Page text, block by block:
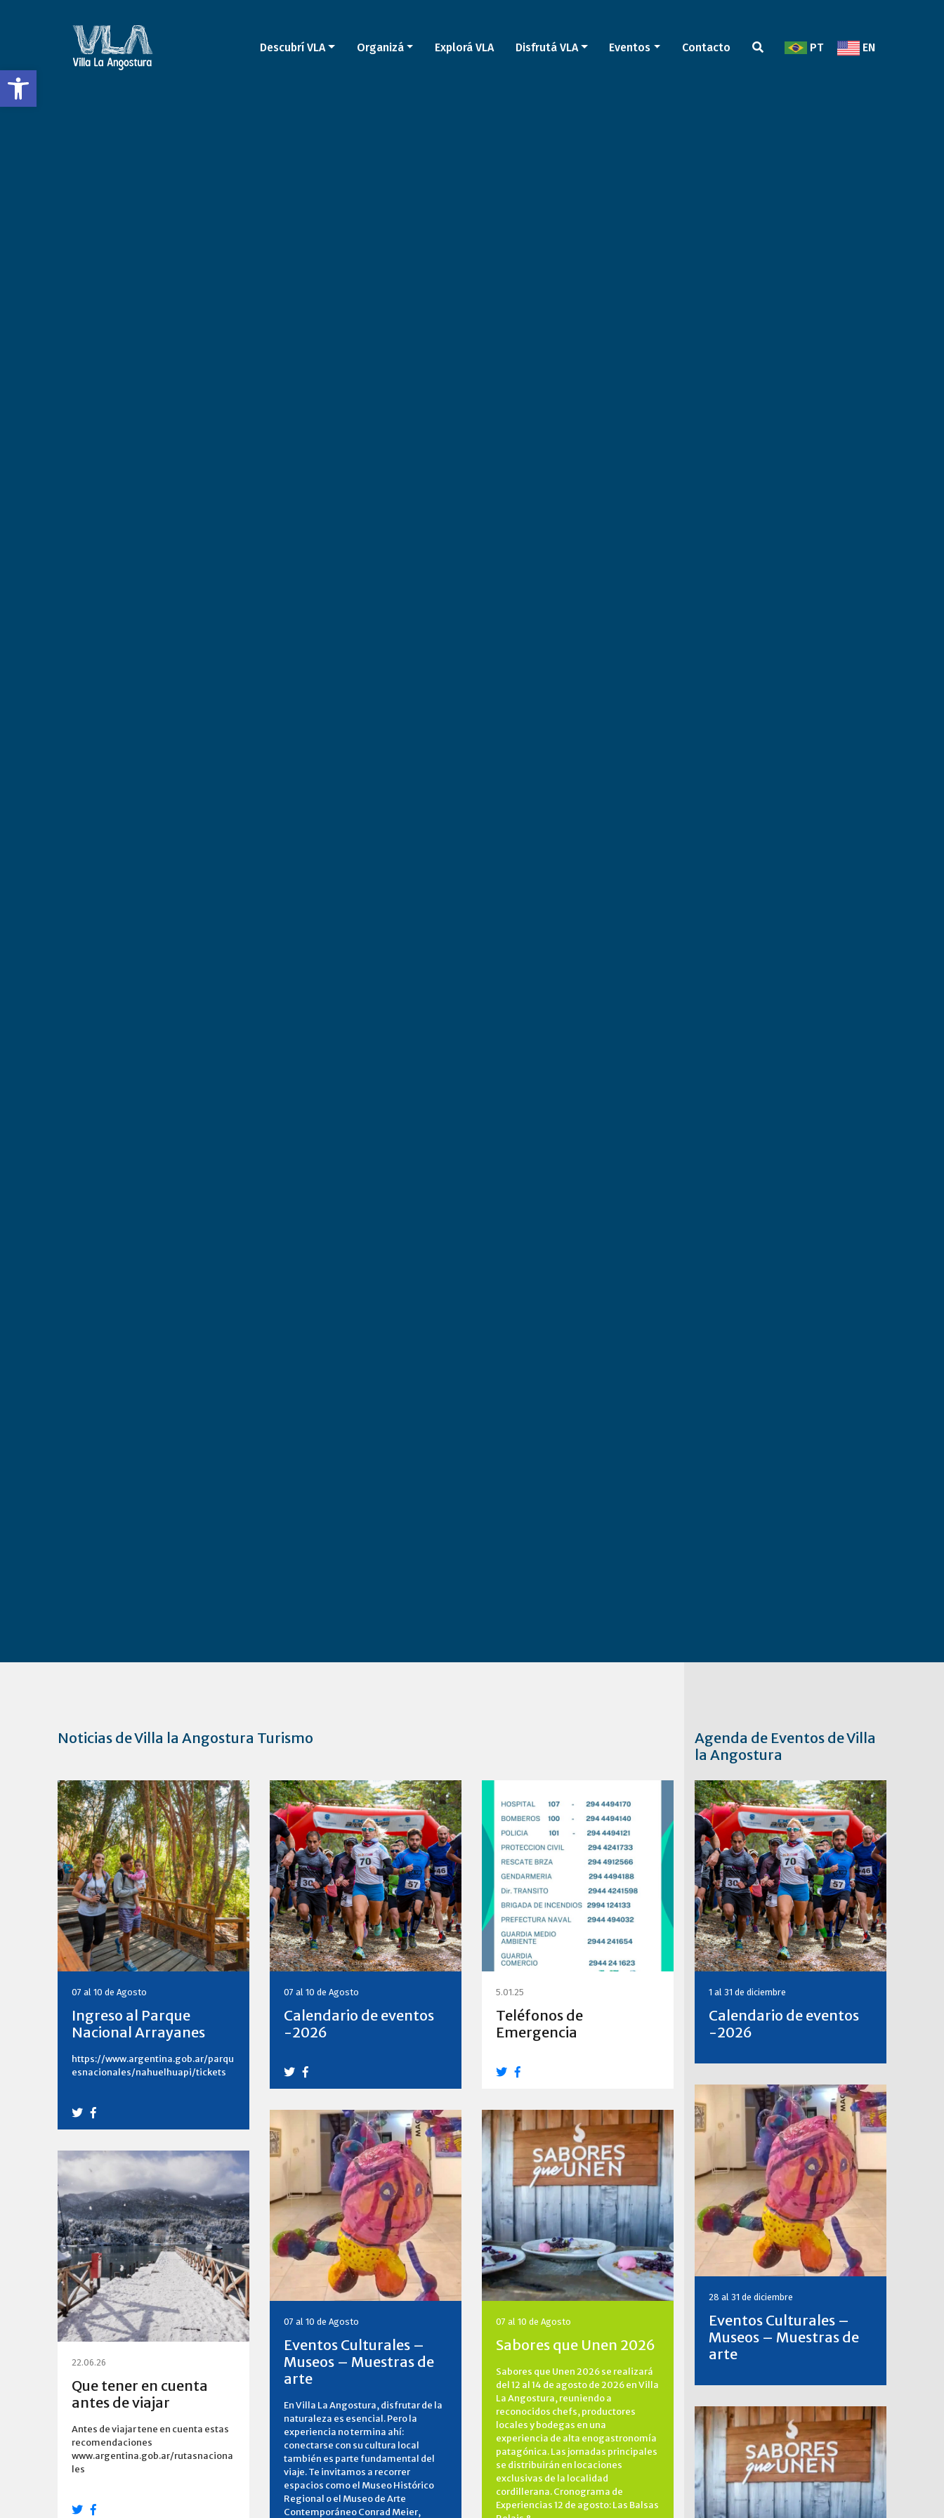
Open toolbar
Descubrí VLA Organizá Explorá VLA Disfrutá VLA Eventos Contacto PT EN
Noticias de Villa la Angostura Turismo
07 al 10 de Agosto
Ingreso al Parque
Nacional Arrayanes
https://www.argentina.gob.ar/parqu
esnacionales/nahuelhuapi/tickets
07 al 10 de Agosto
Calendario de eventos
-2026
5.01.25
Teléfonos de
Emergencia
07 al 10 de Agosto
Eventos Culturales –
Museos – Muestras de
arte
En Villa La Angostura, disfrutar de la
naturaleza es esencial. Pero la
experiencia no termina ahí:
conectarse con su cultura local
también es parte fundamental del
viaje. Te invitamos a recorrer
espacios como el Museo Histórico
Regional o el Museo de Arte
Contemporáneo Conrad Meier,
07 al 10 de Agosto
Sabores que Unen 2026
Sabores que Unen 2026 se realizará
del 12 al 14 de agosto de 2026 en Villa
La Angostura, reuniendo a
reconocidos chefs, productores
locales y bodegas en una
experiencia de alta enogastronomía
patagónica. Las jornadas principales
se distribuirán en locaciones
exclusivas de la localidad
cordillerana. Cronograma de
Experiencias 12 de agosto: Las Balsas
22.06.26
Que tener en cuenta
antes de viajar
Antes de viajar tene en cuenta estas
recomendaciones
www.argentina.gob.ar/rutasnaciona
les
Agenda de Eventos de Villa
la Angostura
1 al 31 de diciembre
Calendario de eventos
-2026
28 al 31 de diciembre
Eventos Culturales –
Museos – Muestras de
arte